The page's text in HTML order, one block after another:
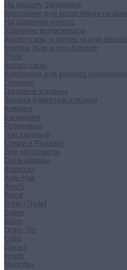
На крышку багажника
Крепление для велосипеда на
На запасное колесо
Хранение велосипедов
Аксессуары и запчасти для
Крепеж лыж и сноубордов
Thule
Аксессуары
Крепления для водного
Серфинг
Грузовые корзины
Защита бамперов и пороги
Коврики
Багажника
Резиновые
Текстильные
Сумки и Рюкзаки
Для автобоксов
Органайзеры
Фаркопы
Auto-Hak
AvtoS
Bosal
Brink (Thule)
Baltex
Bizon
Draw-Tite
Galia
Garant
Imiola
Monoflex